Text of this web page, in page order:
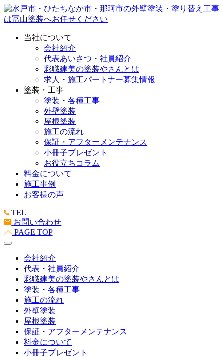
当社について
会社紹介
代表あいさつ・社員紹介
彩職建美の塗装やさんとは
求人・施工パートナー募集情報
塗装・工事
塗装・各種工事
外壁塗装
屋根塗装
施工の流れ
保証・アフターメンテナンス
小冊子プレゼント
お役立ちコラム
料金について
施工事例
お客様の声
TEL
お問い合わせ
PAGE TOP
会社紹介
代表・社員紹介
彩職建美の塗装やさんとは
塗装・各種工事
施工の流れ
外壁塗装
屋根塗装
保証・アフターメンテナンス
料金について
小冊子プレゼント